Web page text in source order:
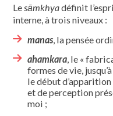
Le sāmkhyadéfinit
interne, à trois niveaux :
manas, la pensée
ahamkara, le «
formes de vie,
le début
et de perception
moi ;